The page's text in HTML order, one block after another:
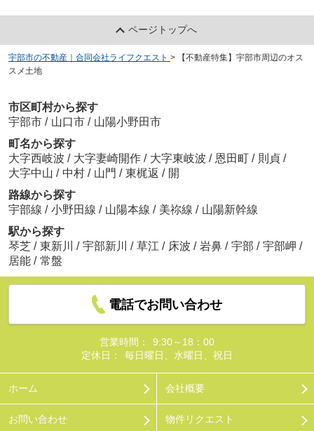
ページトップへ
宇部市の不動産｜合同会社ライフクエスト >
【不動産特集】宇部市周辺のオス
スメ土地
市区町村から探す
宇部市 / 山口市 / 山陽小野田市
町名から探す
大字西岐波 / 大字妻崎開作 / 大字東岐波 / 恩田町 / 則貞 /
大字中山 / 中村 / 山門 / 東梶返 / 開
路線から探す
宇部線 / 小野田線 / 山陽本線 / 美祢線 / 山陽新幹線
駅から探す
琴芝 / 東新川 / 宇部新川 / 草江 / 床波 / 岩鼻 / 宇部 / 宇部岬 /
居能 / 常盤
電話でお問い合わせ
営業時間：
9:30～18：00
定休日：
毎日曜日、水曜日、祝日
ホーム 会社概要
お問い合わせ 物件リクエスト